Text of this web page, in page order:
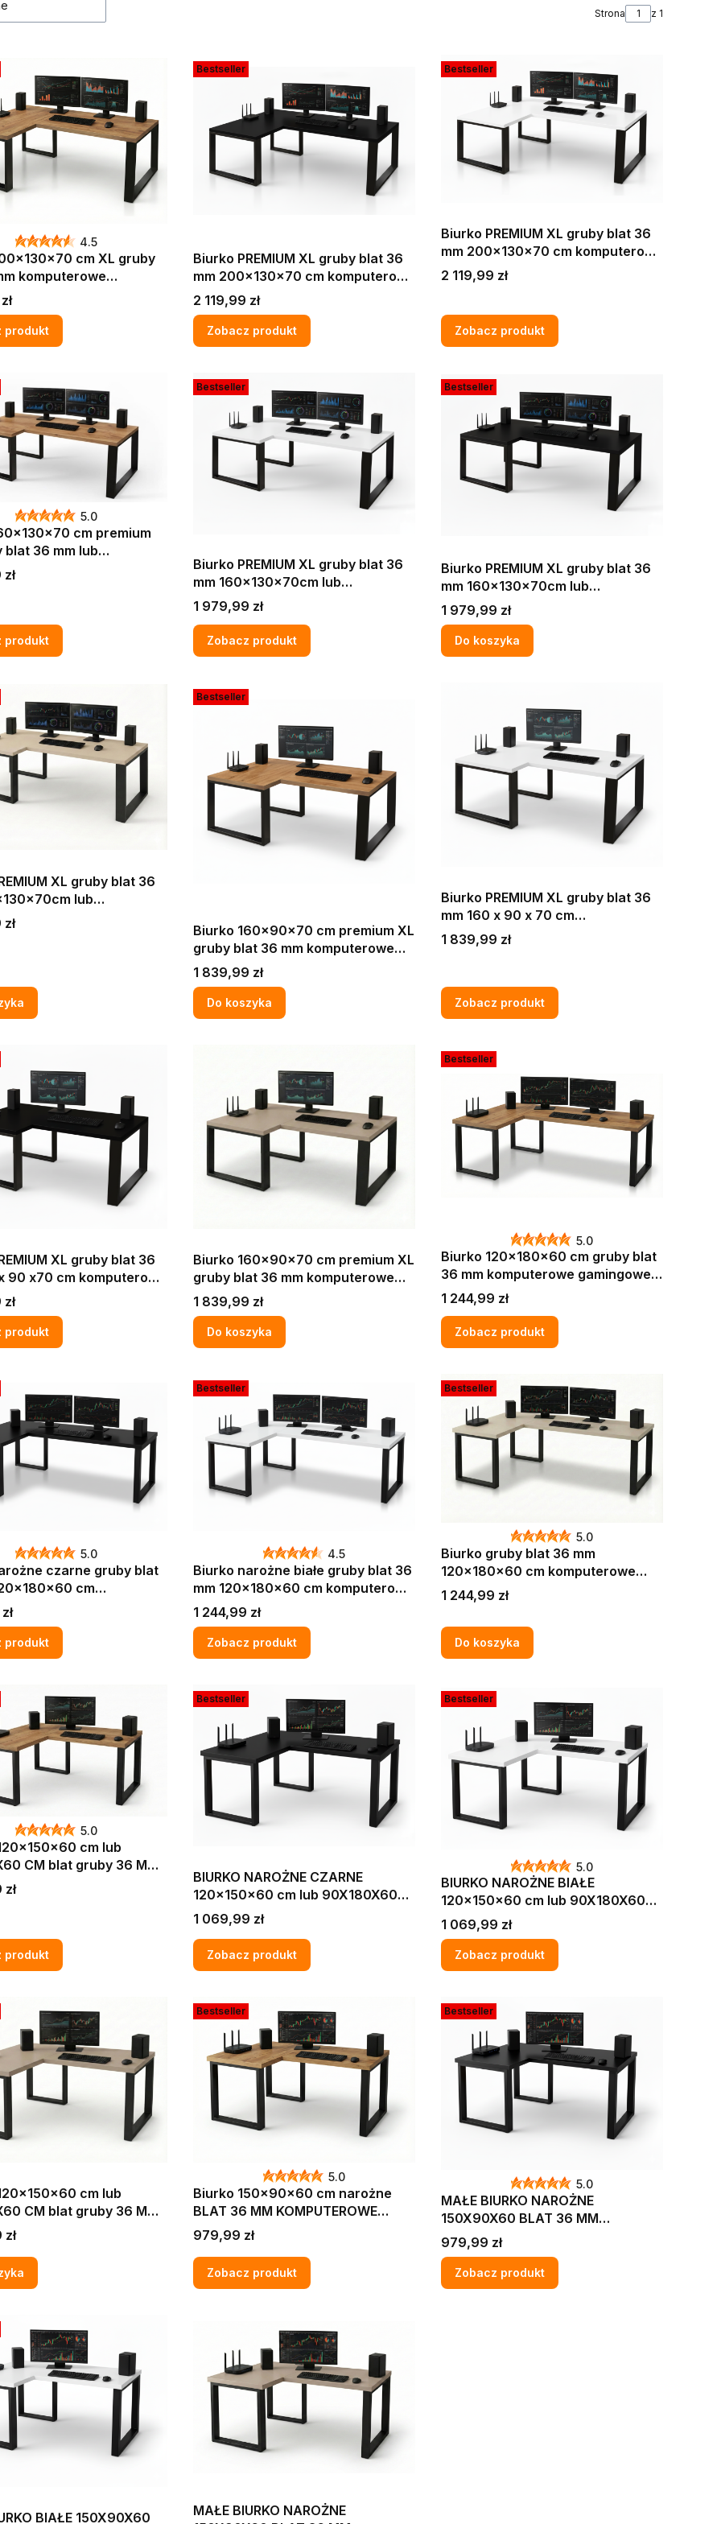
Strona z 1
4.5
cm XL gruby
narożne Dąb craft
MAX PRO
produkt
Bestseller
Biurko PREMIUM XL gruby blat 36
mm 200x130x70 cm komputerowe
gamingowe narożne LOFT MAX
PRO
Cena
2 119,99 zł
Zobacz produkt
Bestseller
Biurko PREMIUM XL gruby blat 36
mm 200x130x70 cm komputerowe
gamingowe narożne LOFT MAX
Cena
2 119,99 zł
Zobacz produkt
5.0
cm premium
blat 36 mm lub
cm komputerowe
narożne loft Dąb craft
produkt
Bestseller
Biurko PREMIUM XL gruby blat 36
mm 160x130x70cm lub
200x90x70 cm komputerowe
gamingowe narożne Białe LOFT
MAX PRO
Cena
1 979,99 zł
Zobacz produkt
Bestseller
Biurko PREMIUM XL gruby blat 36
mm 160x130x70cm lub
200x90x70 cm komputerowe
gamingowe narożne LOFT MAX
PRO
Cena
1 979,99 zł
Do koszyka
XL gruby blat 36
lub
cm komputerowe
narożne loft KASZMIR
Bestseller
Biurko 160x90x70 cm premium XL
gruby blat 36 mm komputerowe
narożne Dąb craft złoty Grube
nogi LOFT MAX PRO
Cena
1 839,99 zł
Do koszyka
Biurko PREMIUM XL gruby blat 36
mm 160 x 90 x 70 cm
komputerowe gamingowe narożne
Cena
1 839,99 zł
Zobacz produkt
XL gruby blat 36
90 x70 cm komputerowe
narożne LOFT MAX
produkt
Biurko 160x90x70 cm premium XL
gruby blat 36 mm komputerowe
narożne KASZMIR
Cena
1 839,99 zł
Do koszyka
Bestseller
5.0
Biurko 120x180x60 cm gruby blat
36 mm komputerowe gamingowe
narożne loft Dąb craft złoty LOFT
Cena
1 244,99 zł
Zobacz produkt
5.0
czarne gruby blat
gamingowe LOFT
produkt
Bestseller
4.5
Biurko narożne białe gruby blat 36
mm 120x180x60 cm komputerowe
Cena
1 244,99 zł
Zobacz produkt
Bestseller
5.0
Biurko gruby blat 36 mm
120x180x60 cm komputerowe
gamingowe narożne Kaszmir
Cena
1 244,99 zł
Do koszyka
5.0
cm lub
CM blat gruby 36 MM
GAMINGOWE
DĄB CRAFT ZŁOTY
produkt
Bestseller
BIURKO NAROŻNE CZARNE
120x150x60 cm lub 90X180X60
CM blat gruby 36 MM
KOMPUTEROWE GAMINGOWE
LOFT MAX
Cena
1 069,99 zł
Zobacz produkt
Bestseller
5.0
BIURKO NAROŻNE BIAŁE
120x150x60 cm lub 90X180X60
CM blat gruby 36 MM
KOMPUTEROWE GAMINGOWE
LOFT MAX
Cena
1 069,99 zł
Zobacz produkt
cm lub
CM blat gruby 36 MM
GAMINGOWE
KASZMIR
Bestseller
5.0
Biurko 150x90x60 cm narożne
BLAT 36 MM KOMPUTEROWE
GAMINGOWE NAROŻNE DĄB
CRAFT ZŁOTY LOFT MAX
Cena
979,99 zł
Zobacz produkt
Bestseller
5.0
MAŁE BIURKO NAROŻNE
150X90X60 BLAT 36 MM
KOMPUTEROWE GAMINGOWE
NAROŻNE LOFT MAX
Cena
979,99 zł
Zobacz produkt
BIAŁE 150X90X60
MAŁE BIURKO NAROŻNE